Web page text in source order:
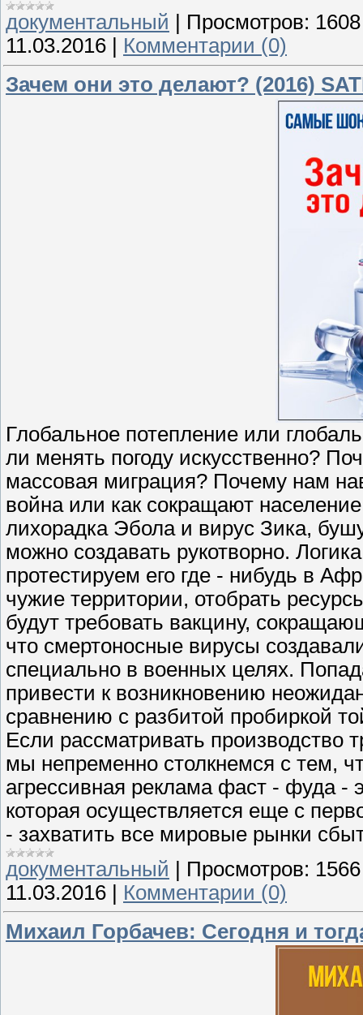
документальный
Просмотров: 1608
11.03.2016
Комментарии (0)
Зачем они это делают? (2016)
Глобальное потепление или
ли менять погоду искусственно?
массовая миграция? Почему нам
война или как сокращают
лихорадка Эбола и вирус Зика,
можно создавать рукотворно.
протестируем его где - нибудь в
чужие территории, отобрать
будут требовать вакцину,
что смертоносные вирусы
специально в военных целях.
привести к возникновению
сравнению с разбитой пробиркой
Если рассматривать
мы непременно столкнемся с тем,
агрессивная реклама фаст - фуда -
которая осуществляется еще с
- захватить все мировые рынки
документальный
Просмотров: 1566
11.03.2016
Комментарии (0)
Михаил Горбачев: Сегодня и